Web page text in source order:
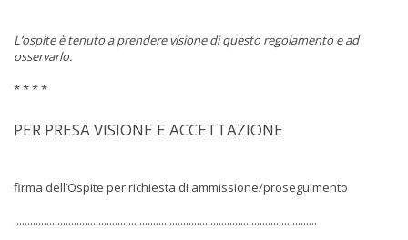
L’ospite è tenuto a prendere visione di questo regolamento e ad
osservarlo.
* * * *
PER PRESA VISIONE E ACCETTAZIONE
firma dell’Ospite per richiesta di ammissione/proseguimento
...............................................................................................................